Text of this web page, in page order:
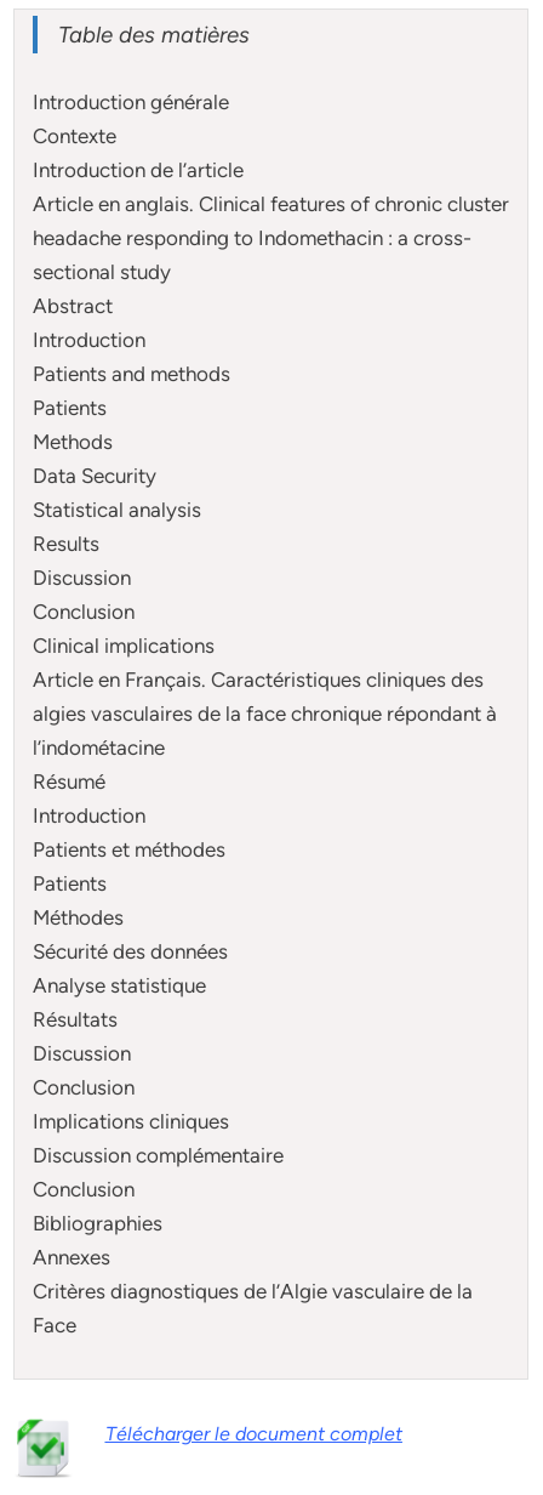
Table des matières
Introduction générale
Contexte
Introduction de l’article
Article en anglais. Clinical features of chronic cluster
headache responding to Indomethacin : a cross-
sectional study
Abstract
Introduction
Patients and methods
Patients
Methods
Data Security
Statistical analysis
Results
Discussion
Conclusion
Clinical implications
Article en Français. Caractéristiques cliniques des
algies vasculaires de la face chronique répondant à
l’indométacine
Résumé
Introduction
Patients et méthodes
Patients
Méthodes
Sécurité des données
Analyse statistique
Résultats
Discussion
Conclusion
Implications cliniques
Discussion complémentaire
Conclusion
Bibliographies
Annexes
Critères diagnostiques de l’Algie vasculaire de la
Face
Télécharger le document complet